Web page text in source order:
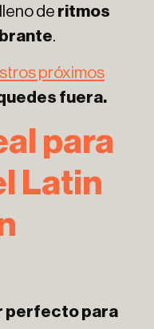
de ritmos
.
próximos
fuera.
para
Latin
perfecto para